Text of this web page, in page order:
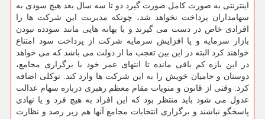
اینترنتی به صورت کامل صورت گیرد دو تا سه سال بعد هیچ سودی به
سهامداران پرداخت نخواهد شد، چونکه مدیریت این شرکت ها را
افرادی خاص در دست می گیرند و با بهانه هایی مانند سودده نبودن
بازار سرمایه و یا افزایش سرمایه شرکت از پرداخت سود امتناع
خواهند کرد البته در این بین تعجب ما از دولت می باشد که می خواهد
در این بازه کم باقی مانده تا انتهای عمر خود با برگزاری مجامع،
دوستان و حامیان خویش را به این شرکت ها وارد کند. توکلی اضافه
کرد: وقتی از قانون و منویات مقام معظم رهبری درباره سهام عدالت
عدول می شود باید منتظر بود که این افراد به هیچ فرد و یا نهادی
پاسخگو نباشند و برگزاری انتخابات مجامع آنها هم زیر رصد و نظارت